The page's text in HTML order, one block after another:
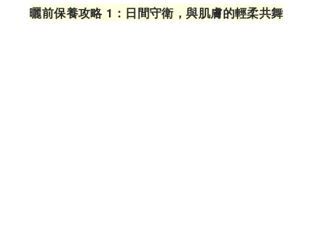
曬前保養攻略 1：日間守衛，與肌膚的輕柔共舞